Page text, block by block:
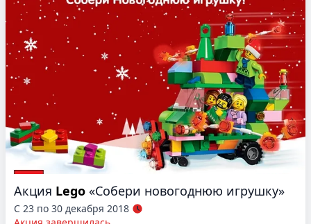
Акция Lego «Собери новогоднюю игрушку»
С 23 по 30 декабря 2018